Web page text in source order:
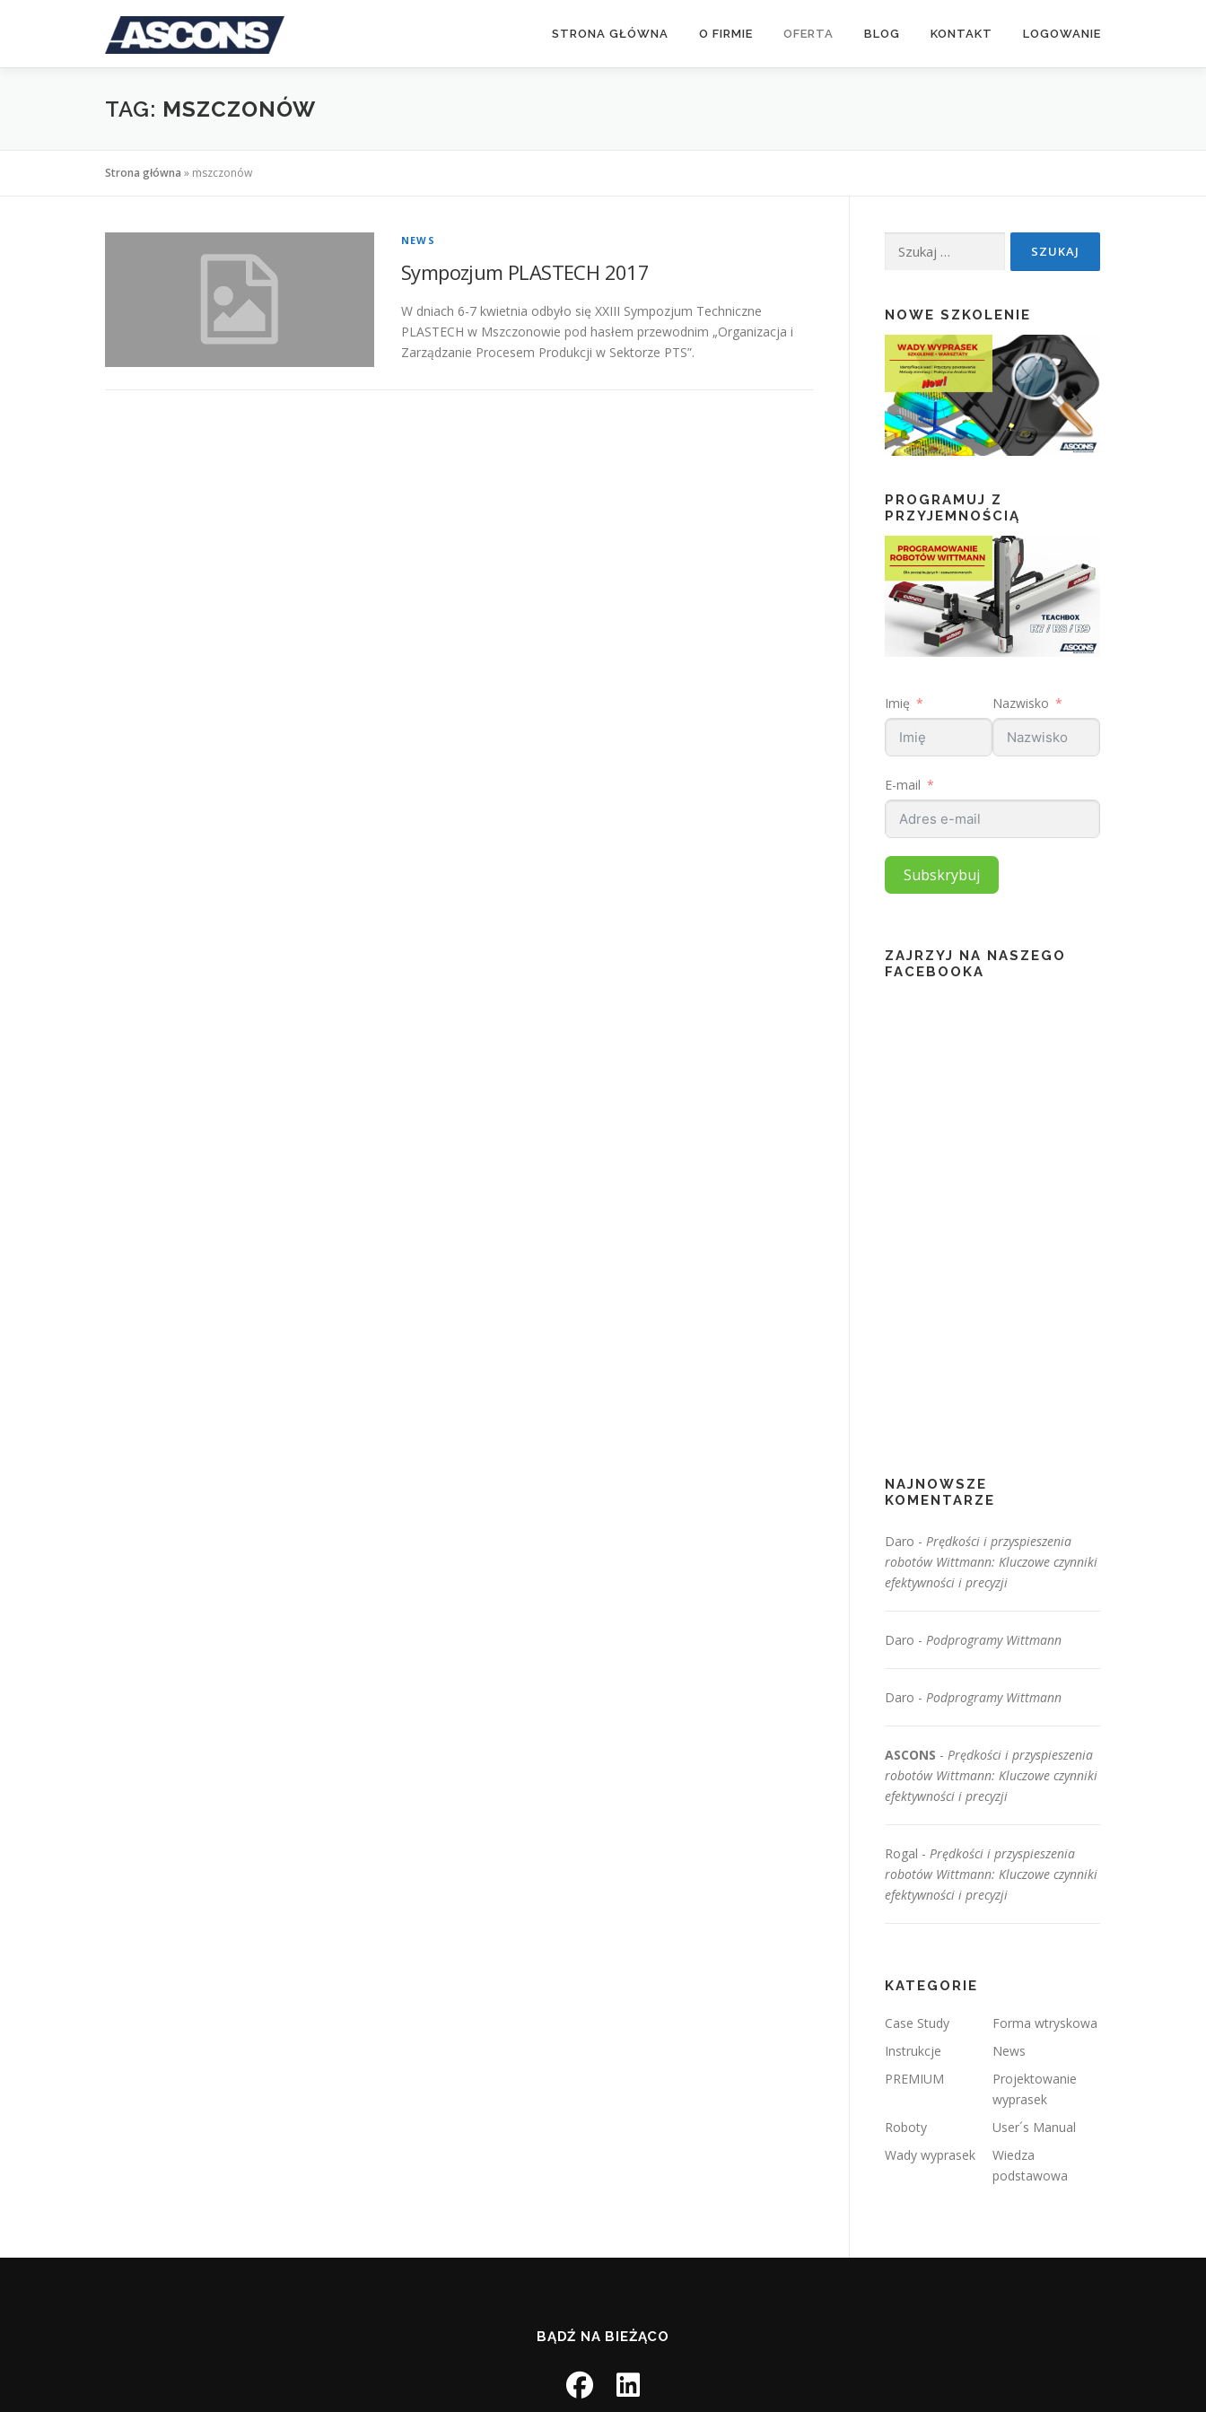
STRONA GŁÓWNA O FIRMIE OFERTA BLOG KONTAKT LOGOWANIE
TAG: MSZCZONÓW
Strona główna » mszczonów
NEWS
Sympozjum PLASTECH 2017
W dniach 6-7 kwietnia odbyło się XXIII Sympozjum Techniczne
PLASTECH w Mszczonowie pod hasłem przewodnim „Organizacja i
Zarządzanie Procesem Produkcji w Sektorze PTS”.
NOWE SZKOLENIE
PROGRAMUJ Z
PRZYJEMNOŚCIĄ
Imię Nazwisko
E-mail
Subskrybuj
ZAJRZYJ NA NASZEGO
FACEBOOKA
NAJNOWSZE
KOMENTARZE
Daro - Prędkości i przyspieszenia
robotów Wittmann: Kluczowe czynniki
efektywności i precyzji
Daro - Podprogramy Wittmann
Daro - Podprogramy Wittmann
ASCONS - Prędkości i przyspieszenia
robotów Wittmann: Kluczowe czynniki
efektywności i precyzji
Rogal - Prędkości i przyspieszenia
robotów Wittmann: Kluczowe czynniki
efektywności i precyzji
KATEGORIE
Case Study
Forma wtryskowa
Instrukcje
News
PREMIUM
Projektowanie
wyprasek
Roboty
User´s Manual
Wady wyprasek
Wiedza
podstawowa
BĄDŹ NA BIEŻĄCO